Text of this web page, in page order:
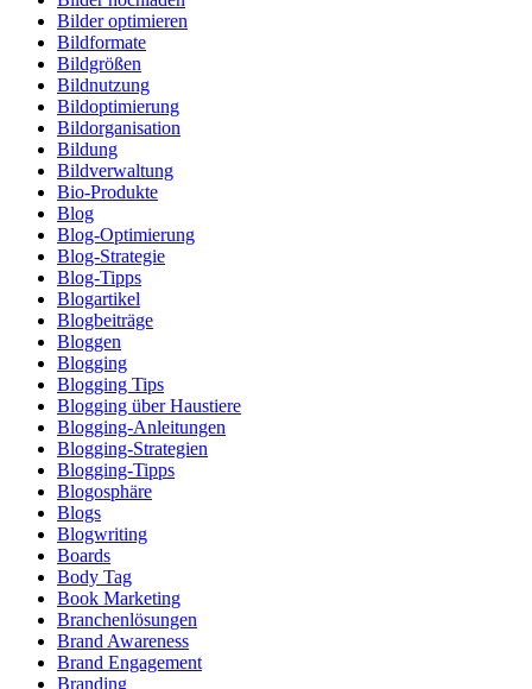
Bilder optimieren
Bildformate
Bildgrößen
Bildnutzung
Bildoptimierung
Bildorganisation
Bildung
Bildverwaltung
Bio-Produkte
Blog
Blog-Optimierung
Blog-Strategie
Blog-Tipps
Blogartikel
Blogbeiträge
Bloggen
Blogging
Blogging Tips
Blogging über Haustiere
Blogging-Anleitungen
Blogging-Strategien
Blogging-Tipps
Blogosphäre
Blogs
Blogwriting
Boards
Body Tag
Book Marketing
Branchenlösungen
Brand Awareness
Brand Engagement
Branding